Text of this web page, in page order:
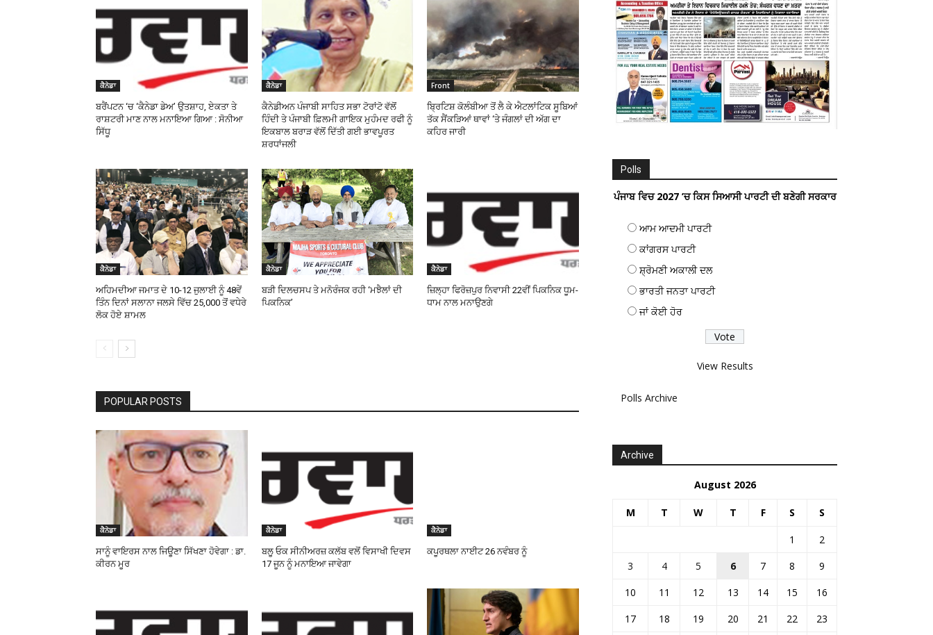
ਕੈਨੇਡਾ
ਬਰੈਂਪਟਨ ‘ਚ ‘ਕੈਨੇਡਾ ਡੇਅ’ ਉਤਸ਼ਾਹ, ਏਕਤਾ ਤੇ
ਰਾਸ਼ਟਰੀ ਮਾਣ ਨਾਲ ਮਨਾਇਆ ਗਿਆ : ਸੋਨੀਆ
ਸਿੱਧੂ
ਕੈਨੇਡਾ
ਕੈਨੇਡੀਅਨ ਪੰਜਾਬੀ ਸਾਹਿਤ ਸਭਾ ਟੋਰਾਂਟੋ ਵੱਲੋਂ
ਹਿੰਦੀ ਤੇ ਪੰਜਾਬੀ ਫ਼ਿਲਮੀ ਗਾਇਕ ਮੁਹੰਮਦ ਰਫੀ ਨੂੰ
ਇਕਬਾਲ ਬਰਾੜ ਵੱਲੋਂ ਦਿੱਤੀ ਗਈ ਭਾਵਪੂਰਤ
ਸ਼ਰਧਾਂਜਲੀ
Front
ਬ੍ਰਿਟਿਸ਼ ਕੋਲੰਬੀਆ ਤੋਂ ਲੈ ਕੇ ਐਟਲਾਂਟਿਕ ਸੂਬਿਆਂ
ਤੱਕ ਸੈਂਕੜਿਆਂ ਥਾਵਾਂ ‘ਤੇ ਜੰਗਲਾਂ ਦੀ ਅੱਗ ਦਾ
ਕਹਿਰ ਜਾਰੀ
ਕੈਨੇਡਾ
ਅਹਿਮਦੀਆ ਜਮਾਤ ਦੇ 10-12 ਜੁਲਾਈ ਨੂੰ 48ਵੇਂ
ਤਿੰਨ ਦਿਨਾਂ ਸਲਾਨਾ ਜਲਸੇ ਵਿੱਚ 25,000 ਤੋਂ ਵਧੇਰੇ
ਲੋਕ ਹੋਏ ਸ਼ਾਮਲ
ਕੈਨੇਡਾ
ਬੜੀ ਦਿਲਚਸਪ ਤੇ ਮਨੋਰੰਜਕ ਰਹੀ ‘ਮਝੈਲਾਂ ਦੀ
ਪਿਕਨਿਕ’
ਕੈਨੇਡਾ
ਜ਼ਿਲ੍ਹਾ ਫਿਰੋਜ਼ਪੁਰ ਨਿਵਾਸੀ 22ਵੀਂ ਪਿਕਨਿਕ ਧੂਮ-
ਧਾਮ ਨਾਲ ਮਨਾਉਣਗੇ
POPULAR POSTS
ਕੈਨੇਡਾ
ਸਾਨੂੰ ਵਾਇਰਸ ਨਾਲ ਜਿਊਣਾ ਸਿੱਖਣਾ ਹੋਵੇਗਾ : ਡਾ.
ਕੀਰਨ ਮੂਰ
ਕੈਨੇਡਾ
ਬਲੂ ਓਕ ਸੀਨੀਅਰਜ਼ ਕਲੱਬ ਵਲੋਂ ਵਿਸਾਖੀ ਦਿਵਸ
17 ਜੂਨ ਨੂੰ ਮਨਾਇਆ ਜਾਵੇਗਾ
ਕੈਨੇਡਾ
ਕਪੂਰਥਲਾ ਨਾਈਟ 26 ਨਵੰਬਰ ਨੂੰ
Polls
ਪੰਜਾਬ ਵਿਚ 2027 ’ਚ ਕਿਸ ਸਿਆਸੀ ਪਾਰਟੀ ਦੀ ਬਣੇਗੀ ਸਰਕਾਰ
ਆਮ ਆਦਮੀ ਪਾਰਟੀ
ਕਾਂਗਰਸ ਪਾਰਟੀ
ਸ਼੍ਰੋਮਣੀ ਅਕਾਲੀ ਦਲ
ਭਾਰਤੀ ਜਨਤਾ ਪਾਰਟੀ
ਜਾਂ ਕੋਈ ਹੋਰ
View Results
Polls Archive
Archive
August 2026
M T W T F S S
1
2
3
4 5 6 7 8
9
10
11 12 13 14 15
16
17
18 19 20 21 22
23